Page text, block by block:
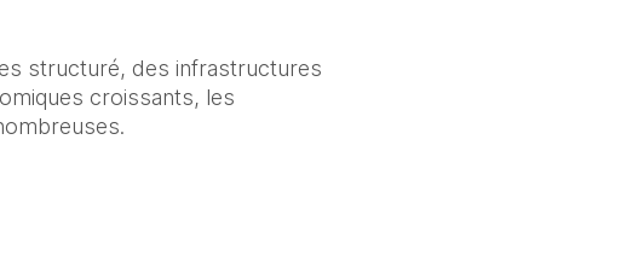
structuré, des infrastructures
croissants, les